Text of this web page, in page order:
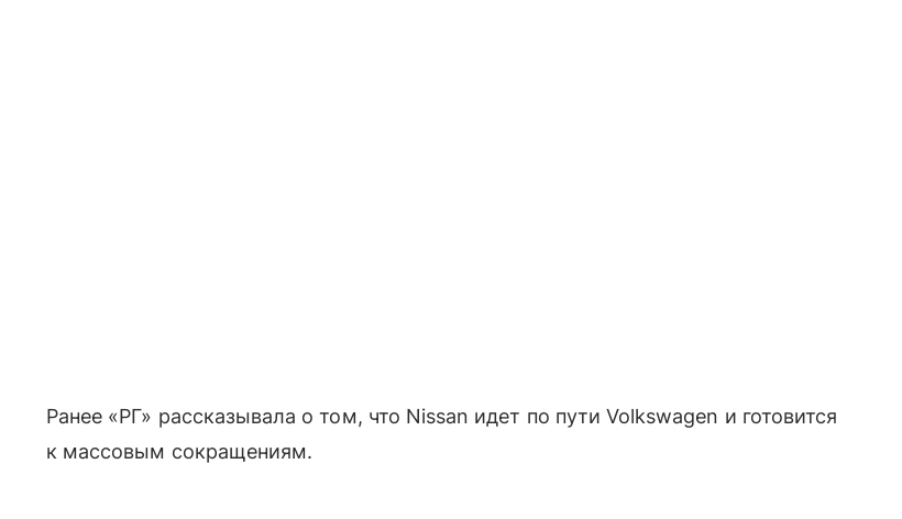
Ранее «РГ» рассказывала о том, что Nissan идет по пути Volkswagen и готовится
к массовым сокращениям.